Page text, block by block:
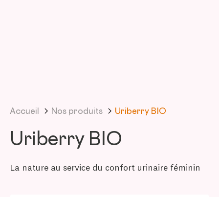
Accueil Nos produits Uriberry BIO
Uriberry BIO
La nature au service du confort urinaire féminin